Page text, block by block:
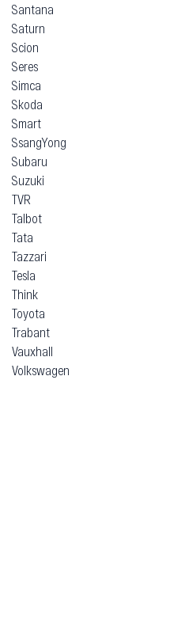
Santana
Saturn
Scion
Seres
Simca
Skoda
Smart
SsangYong
Subaru
Suzuki
TVR
Talbot
Tata
Tazzari
Tesla
Think
Toyota
Trabant
Vauxhall
Volkswagen